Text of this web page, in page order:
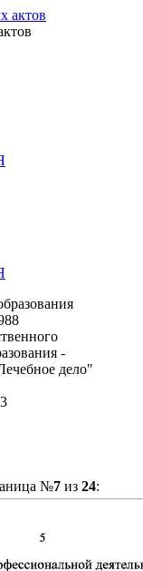
-
дело"
№7из 24: